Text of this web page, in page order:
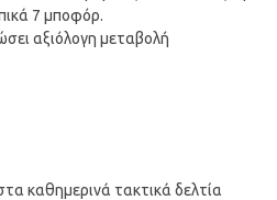
7 μποφόρ.
αξιόλογη μεταβολή
καθημερινά τακτικά δελτία